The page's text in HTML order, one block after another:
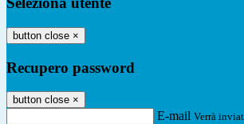
button close ×
Recupero password
button close ×
E-mail Verrà